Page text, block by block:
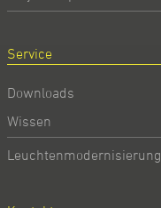
Service
Downloads
Wissen
Leuchtenmodernisierung